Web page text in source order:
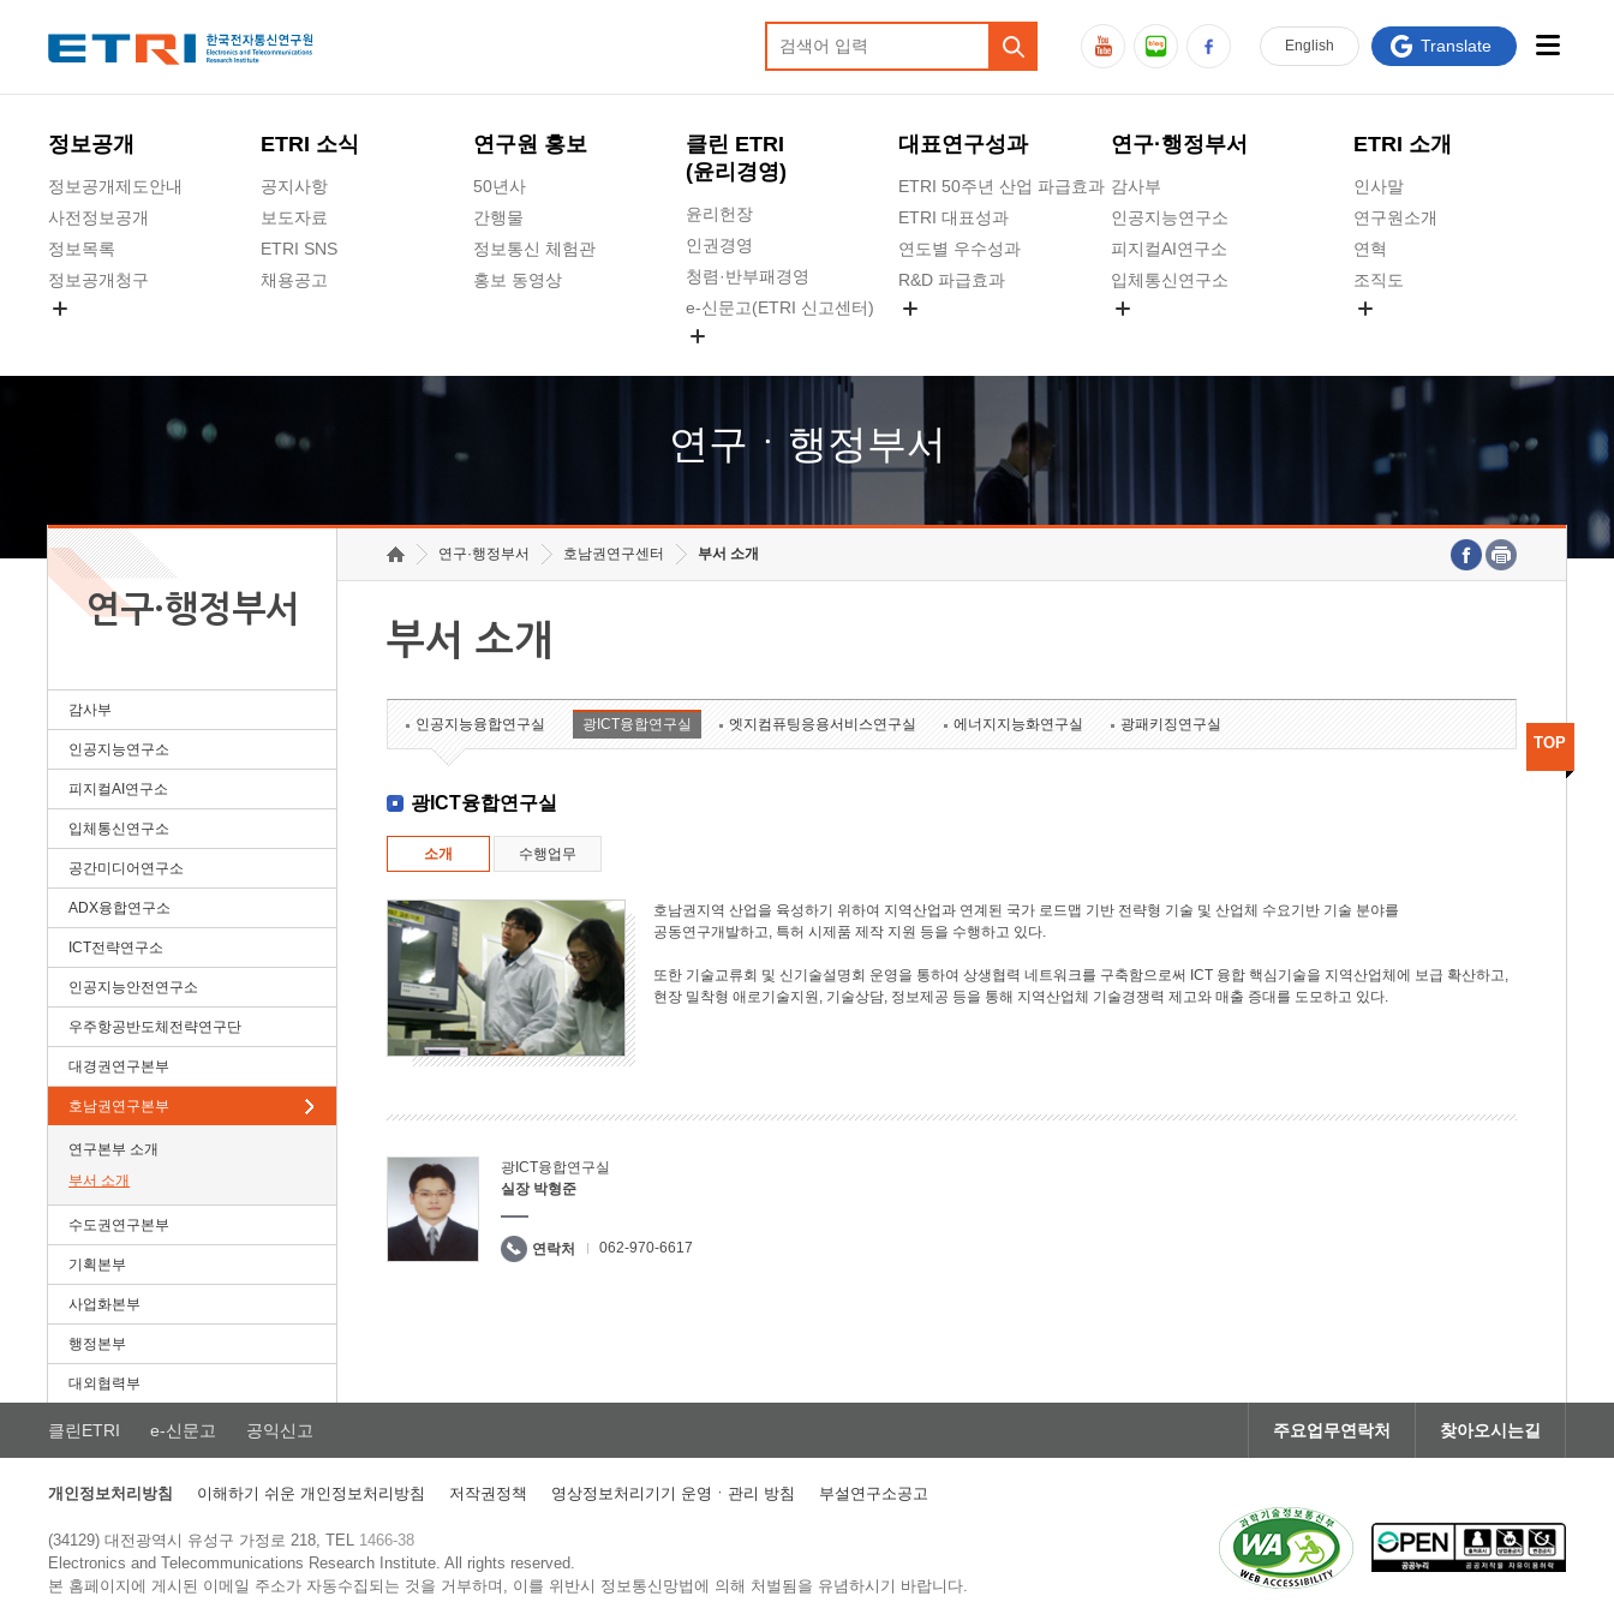
정보공개
정보공개제도안내
사전정보공개
정보목록
정보공개청구
ETRI 소식
공지사항
보도자료
ETRI SNS
채용공고
연구원 홍보
50년사
간행물
정보통신 체험관
홍보 동영상
클린 ETRI
(윤리경영)
윤리헌장
인권경영
청렴·반부패경영
e-신문고(ETRI 신고센터)
고객의소리
수의계약 현황
대표연구성과
ETRI 50주년 산업 파급효과
ETRI 대표성과
연도별 우수성과
R&D 파급효과
연구·행정부서
감사부
인공지능연구소
피지컬AI연구소
입체통신연구소
호남권연구본부
기획본부
ETRI 소개
인사말
연구원소개
연혁
조직도
연구원 고객헌장
주요업무연락처
English Translate
연구ㆍ행정부서
연구·행정부서
감사부
인공지능연구소
피지컬AI연구소
입체통신연구소
공간미디어연구소
ADX융합연구소
ICT전략연구소
인공지능안전연구소
우주항공반도체전략연구단
대경권연구본부
호남권연구본부
연구본부 소개
부서 소개
수도권연구본부
기획본부
사업화본부
행정본부
대외협력부
연구·행정부서 호남권연구센터 부서 소개
부서 소개
인공지능융합연구실 광ICT융합연구실 엣지컴퓨팅응용서비스연구실 에너지지능화연구실 광패키징연구실
광ICT융합연구실
소개 수행업무
호남권지역 산업을 육성하기 위하여 지역산업과 연계된 국가 로드맵 기반 전략형 기술 및 산업체 수요기반 기술 분야를
공동연구개발하고, 특허 시제품 제작 지원 등을 수행하고 있다.
또한 기술교류회 및 신기술설명회 운영을 통하여 상생협력 네트워크를 구축함으로써 ICT 융합 핵심기술을 지역산업체에 보급 확산하고,
현장 밀착형 애로기술지원, 기술상담, 정보제공 등을 통해 지역산업체 기술경쟁력 제고와 매출 증대를 도모하고 있다.
광ICT융합연구실
실장 박형준
연락처 062-970-6617
TOP
클린ETRI e-신문고 공익신고 주요업무연락처 찾아오시는길
개인정보처리방침 이해하기 쉬운 개인정보처리방침 저작권정책 영상정보처리기기 운영ㆍ관리 방침 부설연구소공고
(34129) 대전광역시 유성구 가정로 218, TEL 1466-38
Electronics and Telecommunications Research Institute.All rights reserved.
본 홈페이지에 게시된 이메일 주소가 자동수집되는 것을 거부하며, 이를 위반시 정보통신망법에 의해 처벌됨을 유념하시기 바랍니다.